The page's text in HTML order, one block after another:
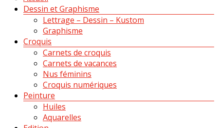
Dessin et Graphisme
Lettrage – Dessin – Kustom
Graphisme
Croquis
Carnets de croquis
Carnets de vacances
Nus féminins
Croquis numériques
Peinture
Huiles
Aquarelles